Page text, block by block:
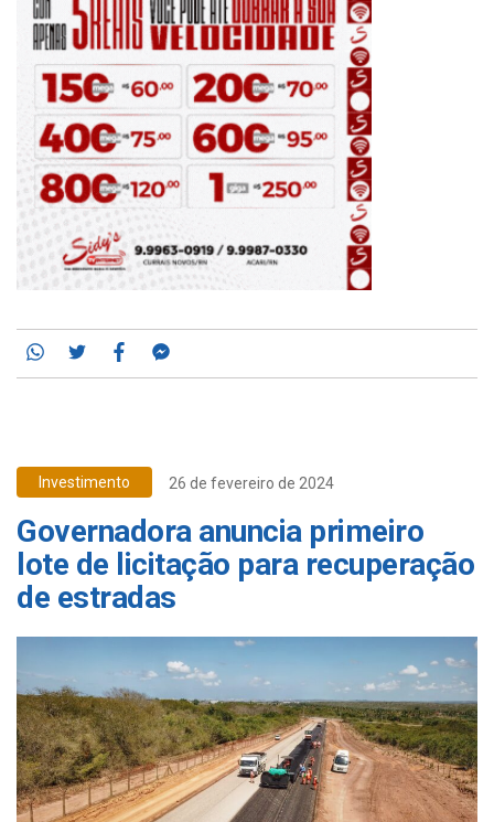
Whatsapp
TwitterFacebook
Investimento 26 de fevereiro de 2024
Governadora anuncia primeiro
lote de licitação para recuperação
de estradas